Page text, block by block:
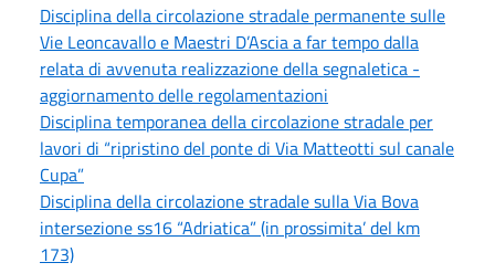
Disciplina della circolazione stradale permanente sulle
Vie Leoncavallo e Maestri D’Ascia a far tempo dalla
relata di avvenuta realizzazione della segnaletica -
aggiornamento delle regolamentazioni
Disciplina temporanea della circolazione stradale per
lavori di “ripristino del ponte di Via Matteotti sul canale
Cupa”
Disciplina della circolazione stradale sulla Via Bova
intersezione ss16 “Adriatica” (in prossimita’ del km
173)